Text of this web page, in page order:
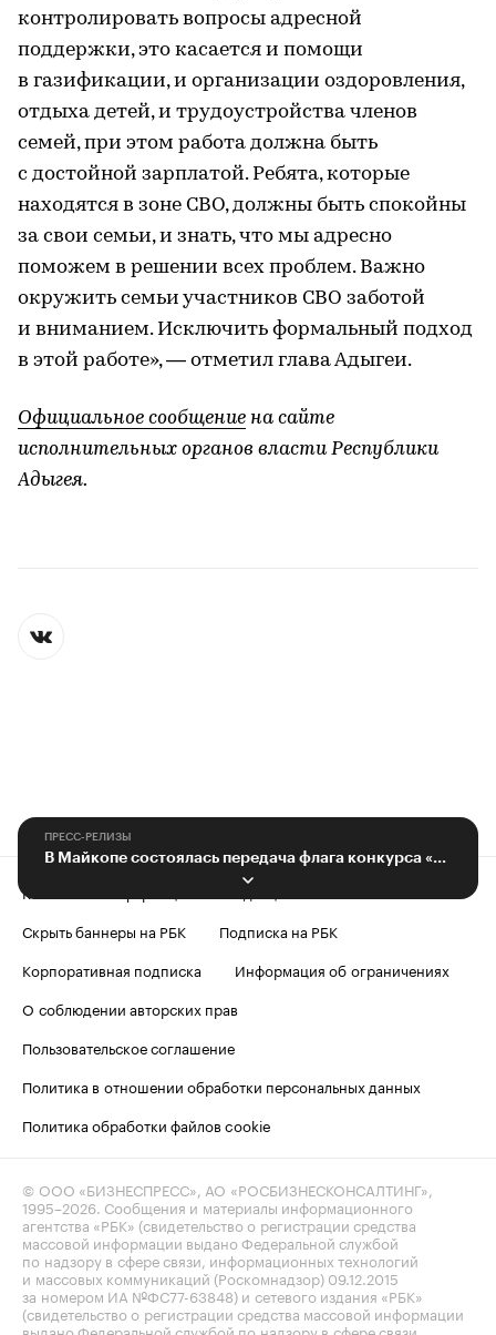
контролировать вопросы адресной
поддержки, это касается и помощи
в газификации, и организации оздоровления,
отдыха детей, и трудоустройства членов
семей, при этом работа должна быть
с достойной зарплатой. Ребята, которые
находятся в зоне СВО, должны быть спокойны
за свои семьи, и знать, что мы адресно
поможем в решении всех проблем. Важно
окружить семьи участников СВО заботой
и вниманием. Исключить формальный подход
в этой работе», — отметил глава Адыгеи.
Официальное сообщение на сайте
исполнительных органов власти Республики
Адыгея.
ПРЕСС-РЕЛИЗЫ
В Майкопе состоялась передача флага конкурса «Мастер года»
Контактная информация
Редакция
Скрыть баннеры на РБК
Подписка на РБК
Корпоративная подписка
Информация об ограничениях
О соблюдении авторских прав
Пользовательское соглашение
Политика в отношении обработки персональных данных
Политика обработки файлов cookie
© ООО «БИЗНЕСПРЕСС», АО «РОСБИЗНЕСКОНСАЛТИНГ»,
1995–2026 . Сообщения и материалы информационного
агентства «РБК» (свидетельство о регистрации средства
массовой информации выдано Федеральной службой
по надзору в сфере связи, информационных технологий
и массовых коммуникаций (Роскомнадзор) 09.12.2015
за номером ИА №ФС77-63848) и сетевого издания «РБК»
(свидетельство о регистрации средства массовой информации
выдано Федеральной службой по надзору в сфере связи,